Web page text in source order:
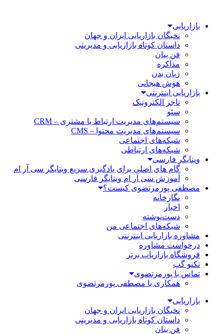
بازاریابی
نخبگان بازاریابی ایران و جهان
داستان کوتاه بازاریابی و مدیریتی
فن بیان
مذاکره
زبان بدن
هوش هیجانی
بازاریابی اینترنتی
تاجر الکترونیک
سئو
سیستم‌های مدیریت ارتباط با مشتری – CRM
سیستم‌های مدیریت محتوا – CMS
شبکه‌های اجتماعی
شبکه‌های ارتباطی
ویتایگر فارسی
گام های اصلی برای یادگیری سریع ویتایگر سی آر ام
آموزش سی آر ام ویتایگر فارسی
مصطفی پورمرتضوی کیست؟
نگارخانه
اخبار
دست‌نوشته
شبکه‌های اجتماعی من
مشاوره بازاریابی اینترنتی
درخواست مشاوره
فروشگاه بازاریاب برتر
تکنو گپ
تماس با پورمرتضوی
همکاری با مصطفی پورمرتضوی
بازاریابی
نخبگان بازاریابی ایران و جهان
داستان کوتاه بازاریابی و مدیریتی
فن بیان